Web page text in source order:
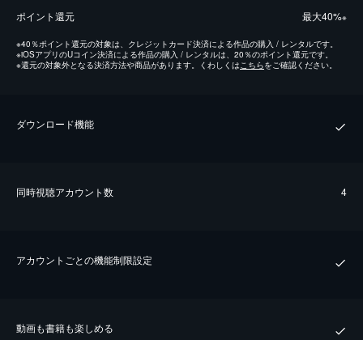
ポイント還元 最⼤40%※
※40％ポイント還元の対象は、クレジットカード決済による作品の購入 / レンタルです。
※iOSアプリのUコイン決済による作品の購入 / レンタルは、20％のポイント還元です。
※還元の対象外となる決済方法や商品があります。くわしくは こちらをご確認ください。
ダウンロード機能
同時視聴アカウント数 4
アカウントごとの機能制限設定
動画も書籍も楽しめる